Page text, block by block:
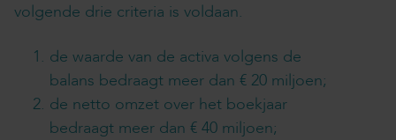
volgende drie criteria is voldaan.
de waarde van de activa volgens de
balans bedraagt meer dan € 20 miljoen;
de netto omzet over het boekjaar
bedraagt meer dan € 40 miljoen;